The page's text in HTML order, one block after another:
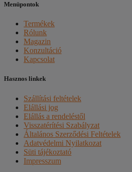
Menüpontok
Termékek
Rólunk
Magazin
Konzultáció
Kapcsolat
Hasznos linkek
Szállítási feltételek
Elállási jog
Elállás a rendeléstől
Visszatérítési Szabályzat
Általános Szerződési Feltételek
Adatvédelmi Nyilatkozat
Süti tájékoztató
Impresszum